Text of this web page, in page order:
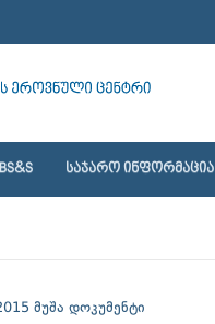
ᲡᲐᲯᲐᲠᲝ ᲘᲜᲤᲝᲠᲛᲐᲪᲘᲐ
მუშა დოკუმენტი